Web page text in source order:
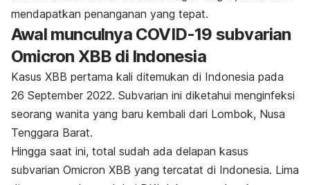
mendapatkan penanganan yang tepat.
Awal munculnya COVID-19 subvarian
Omicron XBB di Indonesia
Kasus XBB pertama kali ditemukan di Indonesia pada
26 September 2022. Subvarian ini diketahui menginfeksi
seorang wanita yang baru kembali dari Lombok, Nusa
Tenggara Barat.
Hingga saat ini, total sudah ada delapan kasus
subvarian Omicron XBB yang tercatat di Indonesia. Lima